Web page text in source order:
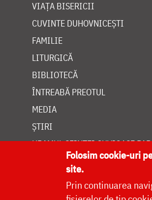
VIAȚA BISERICII
CUVINTE DUHOVNICEȘTI
FAMILIE
LITURGICĂ
BIBLIOTECĂ
ÎNTREABĂ PREOTUL
MEDIA
ȘTIRI
HRAMUL SFINTEI CUVIOASE
Folosim cookie-uri
site.
Prin continuarea